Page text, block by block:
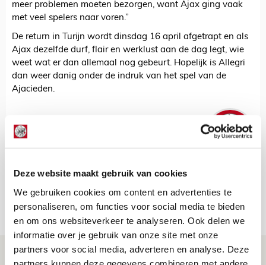
Deze website maakt gebruik van cookies
We gebruiken cookies om content en advertenties te
personaliseren, om functies voor social media te bieden
en om ons websiteverkeer te analyseren. Ook delen we
informatie over je gebruik van onze site met onze
partners voor social media, adverteren en analyse. Deze
meer problemen moeten bezorgen, want Ajax ging vaak
met veel spelers naar voren.”
De return in Turijn wordt dinsdag 16 april afgetrapt en als
Ajax dezelfde durf, flair en werklust aan de dag legt, wie
weet wat er dan allemaal nog gebeurt. Hopelijk is Allegri
dan weer danig onder de indruk van het spel van de
Ajacieden.
Bekijk alle berichten van De Redactie
Net binnen //
Drie dingen die je moet weten over PEC